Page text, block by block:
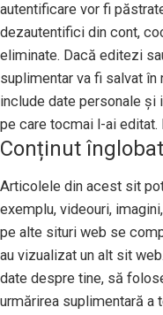
autentificare vor fi
dezautentifici din cont,
eliminate. Dacă editezi
suplimentar va fi salvat
include date personale
pe care tocmai l-ai editat.
Conținut
Articolele din acest sit
exemplu, videouri,
pe alte situri web se
au vizualizat un alt sit
date despre tine, să
urmărirea suplimentară